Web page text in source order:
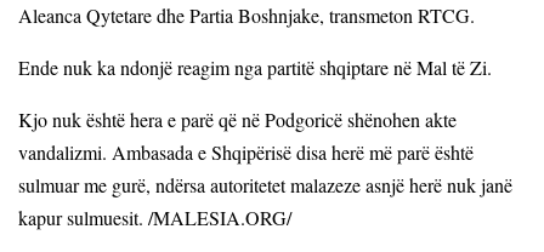
Aleanca Qytetare dhe Partia Boshnjake, transmeton RTCG.
Ende nuk ka ndonjë reagim nga partitë shqiptare në Mal të Zi.
Kjo nuk është hera e parë që në Podgoricë shënohen akte
vandalizmi. Ambasada e Shqipërisë disa herë më parë është
sulmuar me gurë, ndërsa autoritetet malazeze asnjë herë nuk janë
kapur sulmuesit. /MALESIA.ORG/